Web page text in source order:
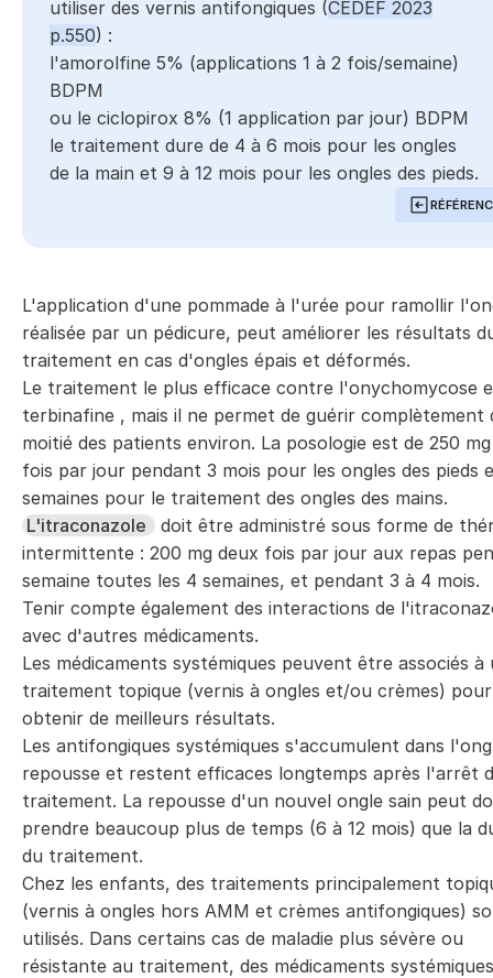
utiliser des vernis antifongiques (CEDEF 2023
p.550) :
l'amorolfine 5% (applications 1 à 2 fois/semaine)
BDPM
ou le ciclopirox 8% (1 application par jour) BDPM
le traitement dure de 4 à 6 mois pour les ongles
de la main et 9 à 12 mois pour les ongles des pieds.
L'application d'une pommade à l'urée pour ramollir
réalisée par un pédicure, peut améliorer les résultats
traitement en cas d'ongles épais et déformés.
Le traitement le plus efficace contre l'onychomycose
terbinafine , mais il ne permet de guérir complètement
moitié des patients environ. La posologie est de 250
fois par jour pendant 3 mois pour les ongles des pieds
semaines pour le traitement des ongles des mains.
L'itraconazole
doit être administré sous forme de
intermittente : 200 mg deux fois par jour aux repas
semaine toutes les 4 semaines, et pendant 3 à 4 mois.
Tenir compte également des interactions de
avec d'autres médicaments.
Les médicaments systémiques peuvent être associés à
traitement topique (vernis à ongles et/ou crèmes) pour
obtenir de meilleurs résultats.
Les antifongiques systémiques s'accumulent dans
repousse et restent efficaces longtemps après l'arrêt
traitement. La repousse d'un nouvel ongle sain peut
prendre beaucoup plus de temps (6 à 12 mois) que la
du traitement.
Chez les enfants, des traitements principalement
(vernis à ongles hors AMM et crèmes antifongiques)
utilisés. Dans certains cas de maladie plus sévère ou
résistante au traitement, des médicaments